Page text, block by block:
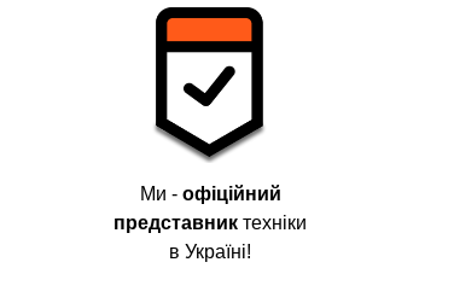
Ми - офіційний
представник техніки
в Україні!